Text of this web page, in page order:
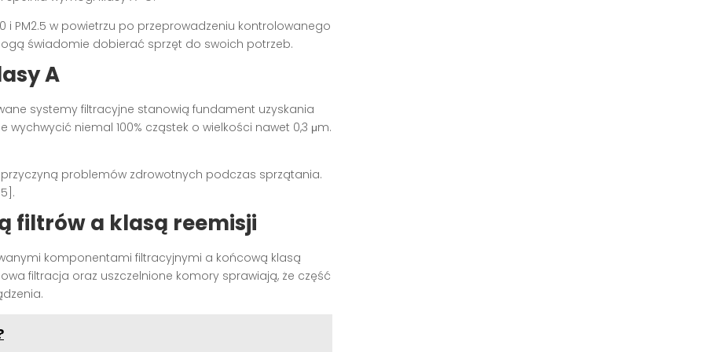
i PM2.5 w powietrzu po przeprowadzeniu kontrolowanego
świadomie dobierać sprzęt do swoich potrzeb.
A
systemy filtracyjne stanowią fundament uzyskania
wychwycić niemal 100% cząstek o wielkości nawet 0,3 μm.
problemów zdrowotnych podczas sprzątania.
filtrów a klasą reemisji
komponentami filtracyjnymi a końcową klasą
filtracja oraz uszczelnione komory sprawiają, że część